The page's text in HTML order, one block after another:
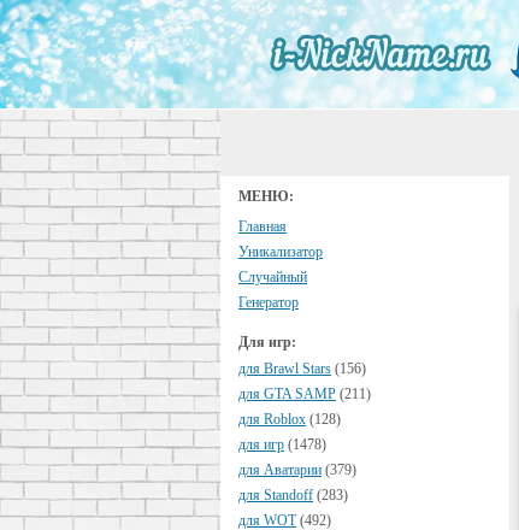
МЕНЮ:
Главная
Уникализатор
Случайный
Генератор
Для игр:
для Brawl Stars (156)
для GTA SAMP (211)
для Roblox (128)
для игр (1478)
для Аватарии (379)
для Standoff (283)
для WOT (492)